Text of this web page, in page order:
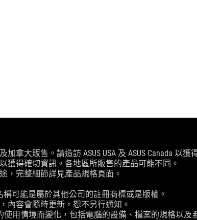
大販售。請造訪 ASUS USA 及 ASUS Canada 以獲
獲得確切資訊。各地區所販售的產品可能不同。
，完整細節詳見產品規格頁面。
可能是屬於其他公司的註冊商標或是版權。
內容會隨時更新，恕不另行通知。
使用情境而變化，包括電腦的設備、檔案的規格以